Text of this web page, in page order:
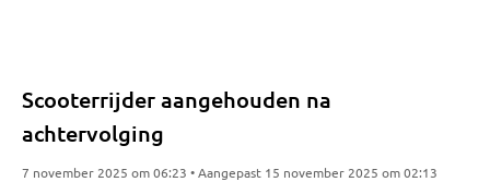
Scooterrijder aangehouden na
achtervolging
7 november 2025 om 06:23 • Aangepast 15 november 2025 om 02:13